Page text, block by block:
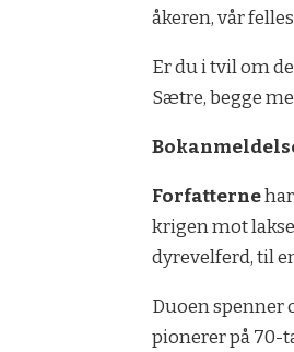
åkeren, vår
Er du i tvil om
Sætre, begge
Forfatterne
krigen mot
dyrevelferd, til
Duoen spenner
pionerer på 70-